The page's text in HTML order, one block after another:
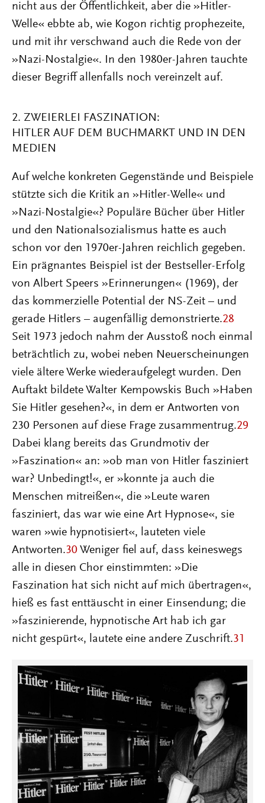
nicht aus der Öffentlichkeit, aber die »Hitler-
Welle« ebbte ab, wie Kogon richtig prophezeite,
und mit ihr verschwand auch die Rede von der
»Nazi-Nostalgie«. In den 1980er-Jahren tauchte
dieser Begriff allenfalls noch vereinzelt auf.
2. ZWEIERLEI FASZINATION:
HITLER AUF DEM BUCHMARKT UND IN DEN
MEDIEN
Auf welche konkreten Gegenstände und Beispiele
stützte sich die Kritik an »Hitler-Welle« und
»Nazi-Nostalgie«? Populäre Bücher über Hitler
und den Nationalsozialismus hatte es auch
schon vor den 1970er-Jahren reichlich gegeben.
Ein prägnantes Beispiel ist der Bestseller-Erfolg
von Albert Speers »Erinnerungen« (1969), der
das kommerzielle Potential der NS-Zeit – und
gerade Hitlers – augenfällig demonstrierte.28
Seit 1973 jedoch nahm der Ausstoß noch einmal
beträchtlich zu, wobei neben Neuerscheinungen
viele ältere Werke wiederaufgelegt wurden. Den
Auftakt bildete Walter Kempowskis Buch »Haben
Sie Hitler gesehen?«, in dem er Antworten von
230 Personen auf diese Frage zusammentrug.29
Dabei klang bereits das Grundmotiv der
»Faszination« an: »ob man von Hitler fasziniert
war? Unbedingt!«, er »konnte ja auch die
Menschen mitreißen«, die »Leute waren
fasziniert, das war wie eine Art Hypnose«, sie
waren »wie hypnotisiert«, lauteten viele
Antworten.30 Weniger fiel auf, dass keineswegs
alle in diesen Chor einstimmten: »Die
Faszination hat sich nicht auf mich übertragen«,
hieß es fast enttäuscht in einer Einsendung; die
»faszinierende, hypnotische Art hab ich gar
nicht gespürt«, lautete eine andere Zuschrift.31